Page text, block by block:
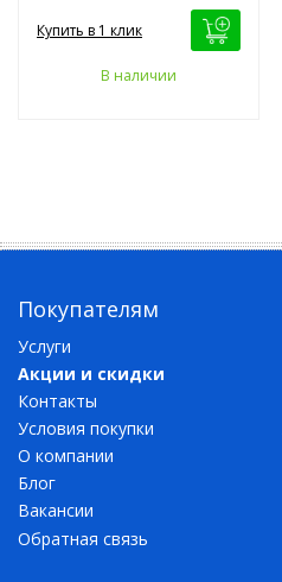
Купить в 1 клик
В наличии
Покупателям
Услуги
Акции и скидки
Контакты
Условия покупки
О компании
Блог
Вакансии
Обратная связь